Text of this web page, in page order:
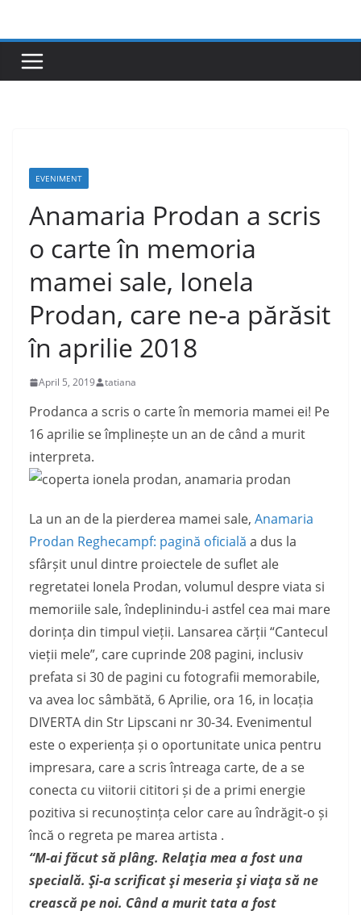
content
EVENIMENT
Anamaria Prodan a scris
o carte în memoria
mamei sale, Ionela
Prodan, care ne-a părăsit
în aprilie 2018
April 5, 2019 tatiana
Prodanca a scris o carte în memoria mamei ei! Pe
16 aprilie se împlinește un an de când a murit
interpreta.
La un an de la pierderea mamei sale, Anamaria
Prodan Reghecampf: pagină oficială a dus la
sfârșit unul dintre proiectele de suflet ale
regretatei Ionela Prodan, volumul despre viata si
memoriile sale, îndeplinindu-i astfel cea mai mare
dorința din timpul vieții. Lansarea cărții “Cantecul
vieții mele”, care cuprinde 208 pagini, inclusiv
prefata si 30 de pagini cu fotografii memorabile,
va avea loc sâmbătă, 6 Aprilie, ora 16, in locația
DIVERTA din Str Lipscani nr 30-34. Evenimentul
este o experiența și o oportunitate unica pentru
impresara, care a scris întreaga carte, de a se
conecta cu viitorii cititori și de a primi energie
pozitiva si recunoștința celor care au îndrăgit-o și
încă o regreta pe marea artista .
“M-ai făcut să plâng. Relaţia mea a fost una
specială. Şi-a scrificat şi meseria şi viaţa să ne
crească pe noi. Când a murit tata a fost